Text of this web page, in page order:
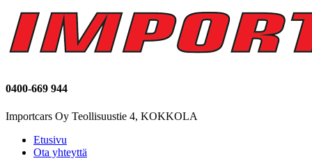
0400-669 944
Importcars Oy Teollisuustie 4, KOKKOLA
Etusivu
Ota yhteyttä